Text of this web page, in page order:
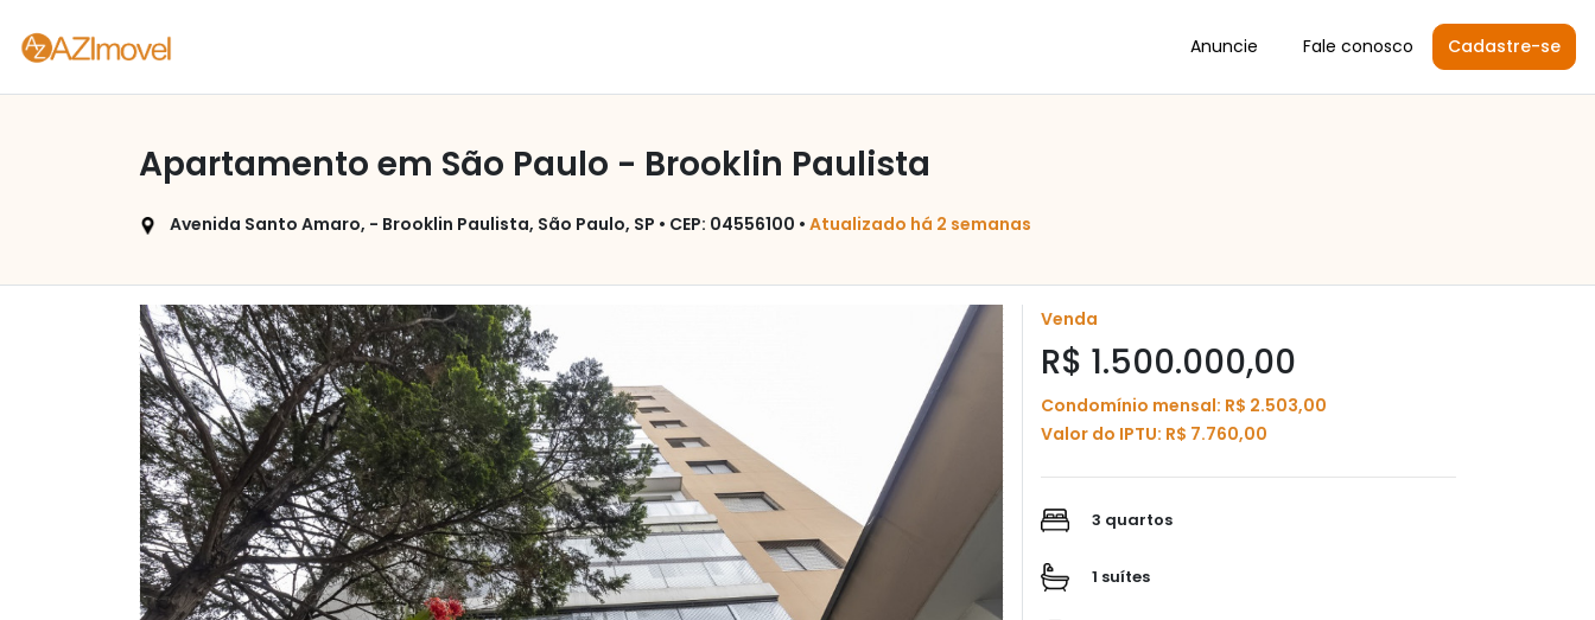
Anuncie Fale conosco Cadastre-se
Apartamento em São Paulo - Brooklin Paulista
Avenida Santo Amaro, - Brooklin Paulista, São Paulo, SP • CEP: 04556100 • Atualizado há 2 semanas
Venda
R$ 1.500.000,00
Condomínio mensal: R$ 2.503,00
Valor do IPTU: R$ 7.760,00
3 quartos
1 suítes